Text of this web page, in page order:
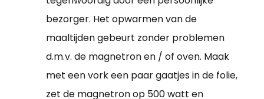
bezorger. Het opwarmen van de
maaltijden gebeurt zonder problemen
d.m.v. de magnetron en / of oven. Maak
met een vork een paar gaatjes in de folie,
zet de magnetron op 500 watt en